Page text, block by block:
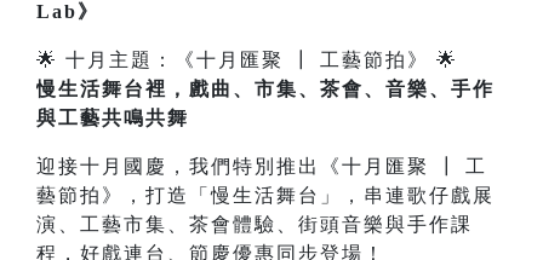
Lab》
🌟 十月主題：《十月匯聚 ┃ 工藝節拍》 🌟
慢生活舞台裡，戲曲、市集、茶會、音樂、手作
與工藝共鳴共舞
迎接十月國慶，我們特別推出《十月匯聚 ┃ 工
藝節拍》，打造「慢生活舞台」，串連歌仔戲展
演、工藝市集、茶會體驗、街頭音樂與手作課
程，好戲連台、節慶優惠同步登場！